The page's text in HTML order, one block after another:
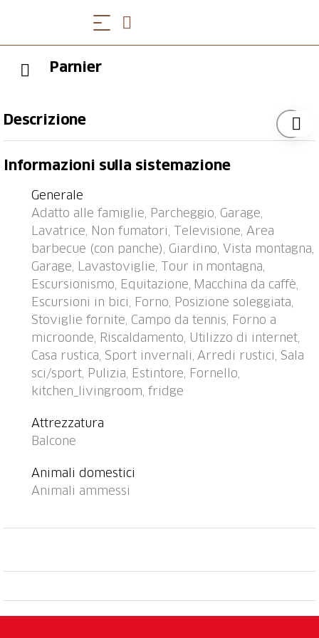
Parnier
Descrizione
s.l.m., adatta ai bambini, accogliente, rustica. In
posizione tranquilla, soleggiata, a 700 m dall'area
sciistica. In comune: giardino con prato. Nella casa:
deposito sci, riscaldamento centralizzato, lavatrice,
asciugatrice (in comune). Pulizia dell'appartamento su
richiesta (extra). In inverno consigliato 4x4. Box
presso la casa. Supermercato 700 m, ristorante 100
m, fermata bus 50 m, stazione ferroviaria "Klosters
Dorf" 600 m, piscina 1.5 km. Campo da golf (18
buche) 3.1 km, tennis 500 m, tennis coperto 1.2 km,
mini golf 350 m, centro sportivo 1.2 km, funivia 700
m, scuola di sci 30 m. Rinomate località sciistiche:
Madrisa 700 m, Parsenn 1.2 km. Laghi famosi:
Davosersee 13 km. Oggetto adatto a 5 adulti. Prego
notare: è permesso il carico e scarico bagagli presso
Informazioni sulla sistemazione
Generale
Adatto alle famiglie, Parcheggio, Garage,
Lavatrice, Non fumatori, Televisione, Area
barbecue (con panche), Giardino, Vista montagna,
Garage, Lavastoviglie, Tour in montagna,
Escursionismo, Equitazione, Macchina da caffè,
Escursioni in bici, Forno, Posizione soleggiata,
Stoviglie fornite, Campo da tennis, Forno a
microonde, Riscaldamento, Utilizzo di internet,
Casa rustica, Sport invernali, Arredi rustici, Sala
sci/sport, Pulizia, Estintore, Fornello,
kitchen_livingroom, fridge
Attrezzatura
Balcone
Animali domestici
Animali ammessi